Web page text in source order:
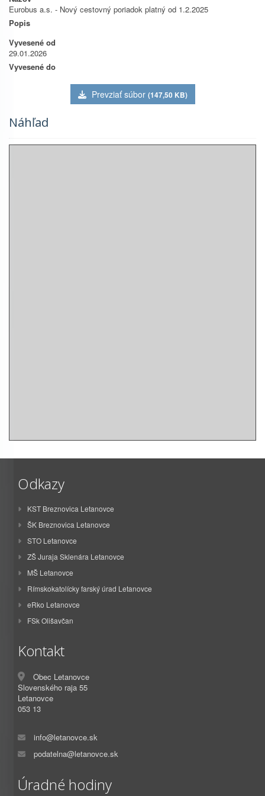
Eurobus a.s. - Nový cestovný poriadok platný od 1.2.2025
Popis
Vyvesené od
29.01.2026
Vyvesené do
Prevziať súbor (147,50 KB)
Náhľad
Odkazy
KST Breznovica Letanovce
ŠK Breznovica Letanovce
STO Letanovce
ZŠ Juraja Sklenára Letanovce
MŠ Letanovce
Rímskokatolícky farský úrad Letanovce
eRko Letanovce
FSk Olišavčan
Kontakt
Obec Letanovce
Slovenského raja 55
Letanovce
053 13
info@letanovce.sk
podatelna@letanovce.sk
Úradné hodiny